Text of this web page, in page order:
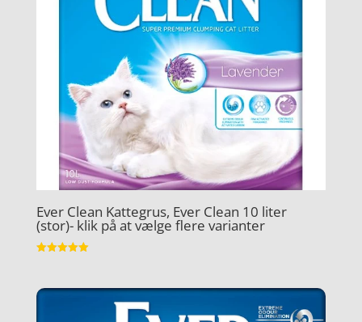
Ever Clean Kattegrus, Ever Clean 10 liter
(stor)- klik på at vælge flere varianter